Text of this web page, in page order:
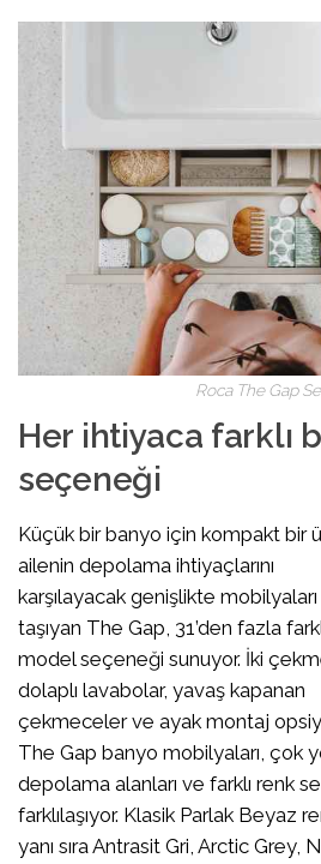
Roca The Gap
Her ihtiyaca farklı
seçeneği
Küçük bir banyo için kompakt bir
ailenin depolama ihtiyaçlarını
karşılayacak genişlikte
taşıyan The Gap, 31’den fazla
model seçeneği sunuyor. İki
dolaplı lavabolar, yavaş kapanan
çekmeceler ve ayak montaj
The Gap banyo mobilyaları, çok
depolama alanları ve farklı renk
farklılaşıyor. Klasik Parlak Beyaz
yanı sıra Antrasit Gri, Arctic Grey,